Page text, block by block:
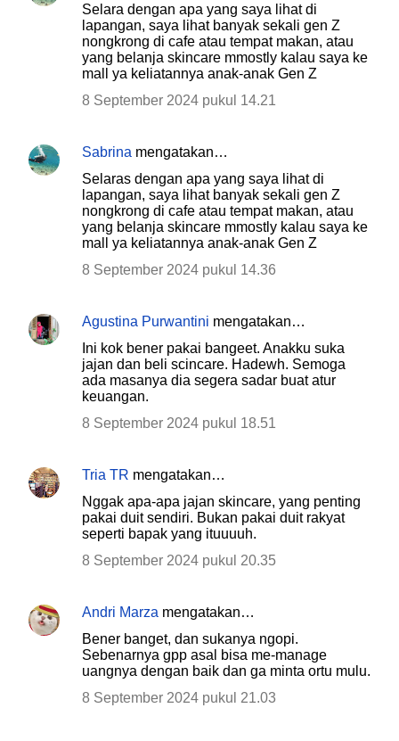
Selara dengan apa yang saya lihat di
lapangan, saya lihat banyak sekali gen Z
nongkrong di cafe atau tempat makan, atau
yang belanja skincare mmostly kalau saya ke
mall ya keliatannya anak-anak Gen Z
8 September 2024 pukul 14.21
Sabrina mengatakan…
Selaras dengan apa yang saya lihat di
lapangan, saya lihat banyak sekali gen Z
nongkrong di cafe atau tempat makan, atau
yang belanja skincare mmostly kalau saya ke
mall ya keliatannya anak-anak Gen Z
8 September 2024 pukul 14.36
Agustina Purwantini mengatakan…
Ini kok bener pakai bangeet. Anakku suka
jajan dan beli scincare. Hadewh. Semoga
ada masanya dia segera sadar buat atur
keuangan.
8 September 2024 pukul 18.51
Tria TR mengatakan…
Nggak apa-apa jajan skincare, yang penting
pakai duit sendiri. Bukan pakai duit rakyat
seperti bapak yang ituuuuh.
8 September 2024 pukul 20.35
Andri Marza mengatakan…
Bener banget, dan sukanya ngopi.
Sebenarnya gpp asal bisa me-manage
uangnya dengan baik dan ga minta ortu mulu.
8 September 2024 pukul 21.03